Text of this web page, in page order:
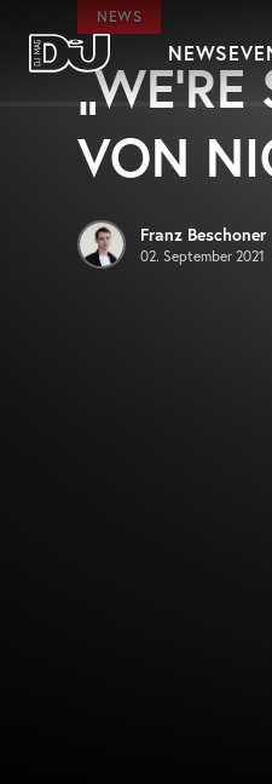
Zum Hauptinhalt springen
DJ Mag Germany
NEWS
NEWS
VON
Franz Beschoner
02. September 2021